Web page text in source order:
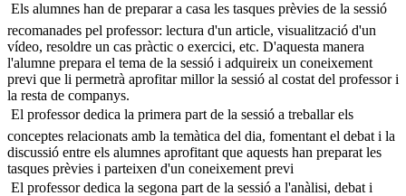
 Els alumnes han de preparar a casa les tasques prèvies de la sessió
recomanades pel professor: lectura d'un article, visualització d'un
vídeo, resoldre un cas pràctic o exercici, etc. D'aquesta manera
l'alumne prepara el tema de la sessió i adquireix un coneixement
previ que li permetrà aprofitar millor la sessió al costat del professor i
la resta de companys.
 El professor dedica la primera part de la sessió a treballar els
conceptes relacionats amb la temàtica del dia, fomentant el debat i la
discussió entre els alumnes aprofitant que aquests han preparat les
tasques prèvies i parteixen d'un coneixement previ
 El professor dedica la segona part de la sessió a l'anàlisi, debat i